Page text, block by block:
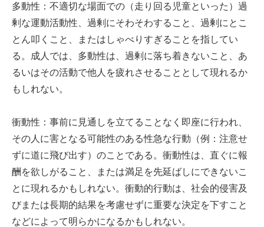
多動性：不適切な場面での（走り回る児童といった）過
剰な運動活動性、過剰にそわそわすること、過剰にとこ
とん叩くこと、またはしゃべりすぎることを指してい
る。成人では、多動性は、過剰に落ち着きないこと、あ
るいはその活動で他人を疲れさせることとして現れるか
もしれない。
衝動性：事前に見通しを立てることなく即座に行われ、
その人に害となる可能性のある性急な行動（例：注意せ
ずに道に飛び出す）のことである。衝動性は、直ぐに報
酬を欲しがること、または満足を先延ばしにできないこ
とに現れるかもしれない。衝動的行動は、社会的侵害及
びまたは長期的結果を考慮せずに重要な決定を下すこと
などによって明らかになるかもしれない。